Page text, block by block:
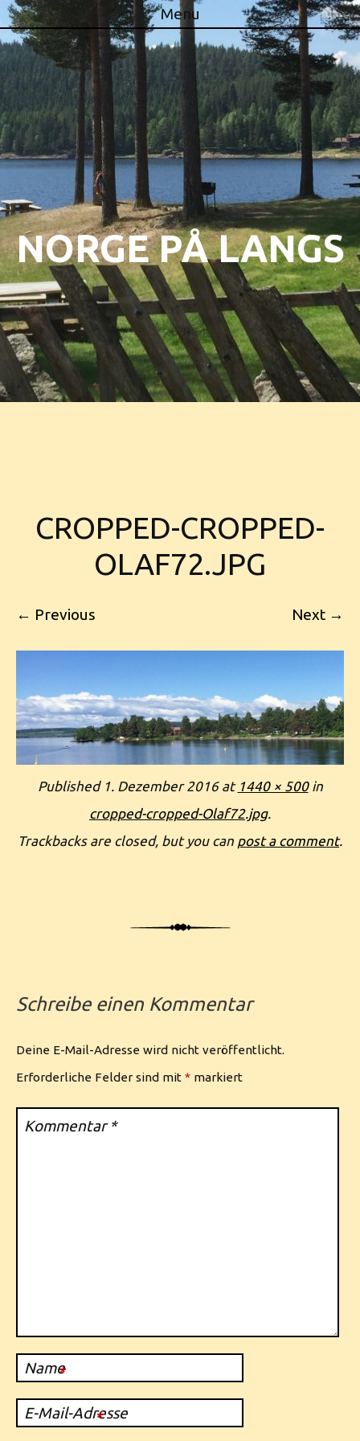
Menu
Skip to content
NORGE PÅ LANGS
CROPPED-CROPPED-
OLAF72.JPG
← Previous Next →
Published 1. Dezember 2016at 1440 × 500in
cropped-cropped-Olaf72.jpg.
Trackbacks are closed, but you can post a comment.
Schreibe einen Kommentar
Deine E-Mail-Adresse wird nicht veröffentlicht.
Erforderliche Felder sind mit * markiert
Kommentar*
Name
*
E-Mail-Adresse
*